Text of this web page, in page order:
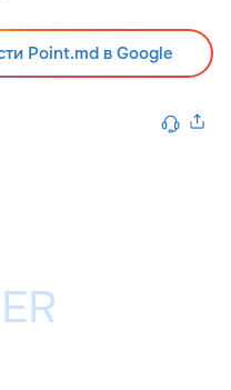
Point.md в Google